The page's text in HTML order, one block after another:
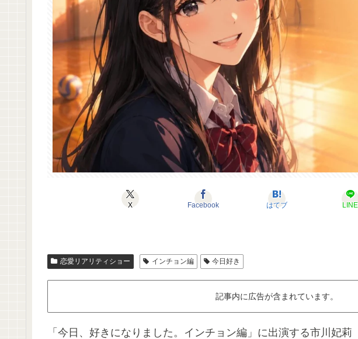
X Facebook はてブ LINE
恋愛リアリティショー インチョン編 今日好き
記事内に広告が含まれています。
「今日、好きになりました。インチョン編」に出演する市川妃莉